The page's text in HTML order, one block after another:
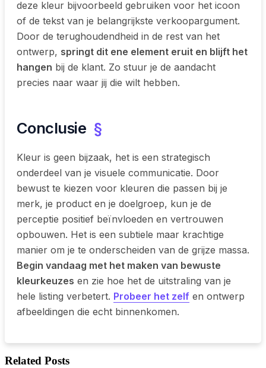
deze kleur bijvoorbeeld gebruiken voor het icoon
of de tekst van je belangrijkste verkoopargument.
Door de terughoudendheid in de rest van het
ontwerp, springt dit ene element eruit en blijft het
hangen bij de klant. Zo stuur je de aandacht
precies naar waar jij die wilt hebben.
Conclusie §
Kleur is geen bijzaak, het is een strategisch
onderdeel van je visuele communicatie. Door
bewust te kiezen voor kleuren die passen bij je
merk, je product en je doelgroep, kun je de
perceptie positief beïnvloeden en vertrouwen
opbouwen. Het is een subtiele maar krachtige
manier om je te onderscheiden van de grijze massa.
Begin vandaag met het maken van bewuste
kleurkeuzes en zie hoe het de uitstraling van je
hele listing verbetert. Probeer het zelf en ontwerp
afbeeldingen die echt binnenkomen.
Related Posts